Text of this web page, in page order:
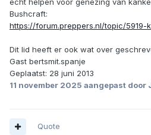
echt helpen voor genezing van
Bushcraft:
https://forum.preppers.nl/topic/5919-
Dit lid heeft er ook wat over
Gast bertsmit.spanje
Geplaatst: 28 juni 2013
11 november 2025 aangepast door
Quote